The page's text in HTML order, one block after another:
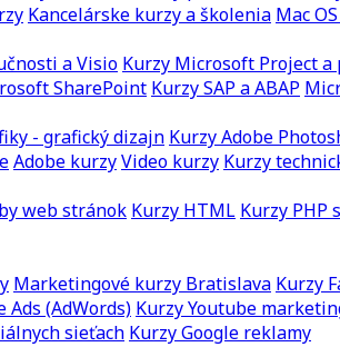
Kancelárske kurzy a školenia Mac
a Visio Kurzy Microsoft Project
SharePoint Kurzy SAP a ABAP
- grafický dizajn Kurzy Adobe
Adobe kurzyVideo kurzy Kurzy
web stránok Kurzy HTML Kurzy PHP
Marketingové kurzy Bratislava Kurzy
Ads (AdWords) Kurzy Youtube
sieťach Kurzy Google reklamy